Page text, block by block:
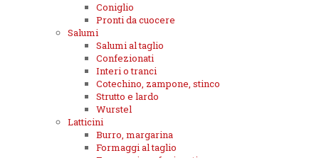
Coniglio
Pronti da cuocere
Salumi
Salumi al taglio
Confezionati
Interi o tranci
Cotechino, zampone, stinco
Strutto e lardo
Wurstel
Latticini
Burro, margarina
Formaggi al taglio